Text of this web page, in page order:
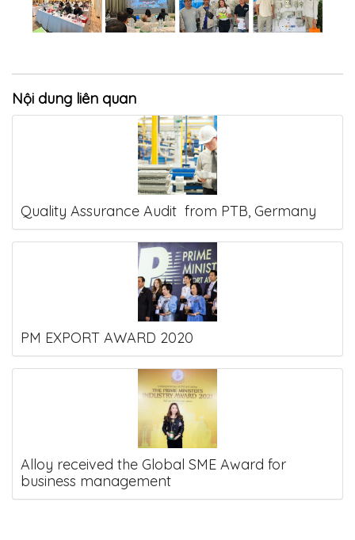
Nội dung liên quan
Quality Assurance Audit from PTB, Germany
PM EXPORT AWARD 2020
Alloy received the Global SME Award for
business management